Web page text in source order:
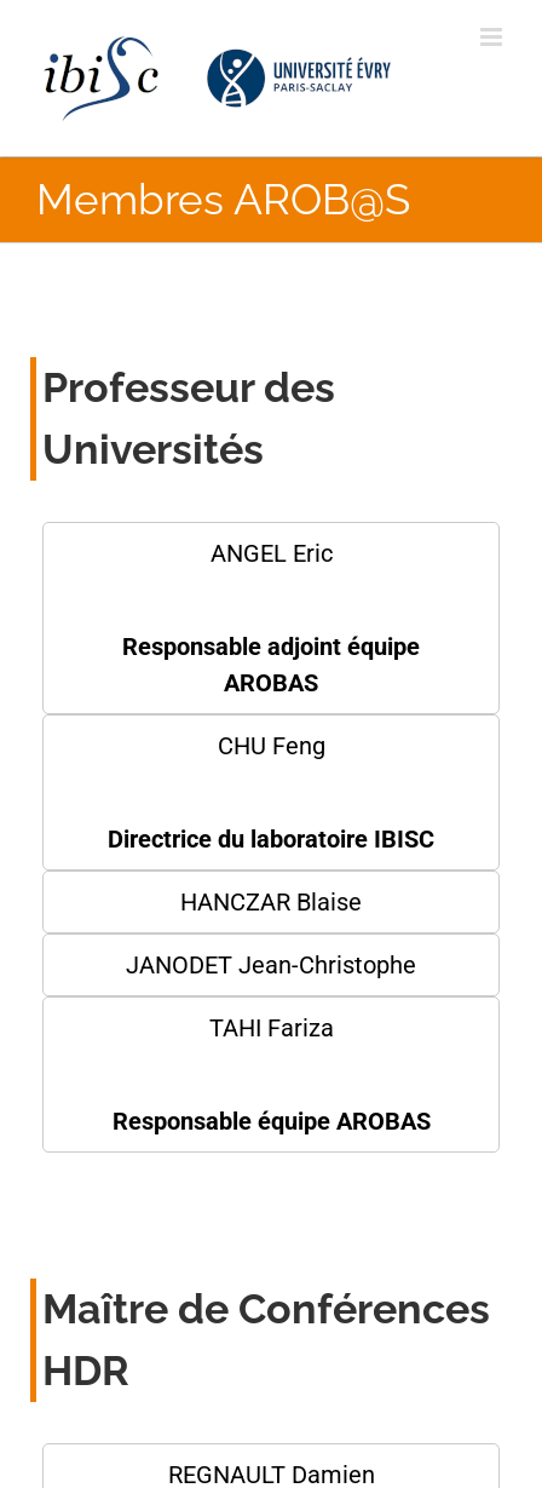
content
Membres AROB@S
Professeur des
Universités
ANGEL Eric
Responsable adjoint équipe
AROBAS
CHU Feng
Directrice du laboratoire IBISC
HANCZAR Blaise
JANODET Jean-Christophe
TAHI Fariza
Responsable équipe AROBAS
Maître de Conférences
HDR
REGNAULT Damien